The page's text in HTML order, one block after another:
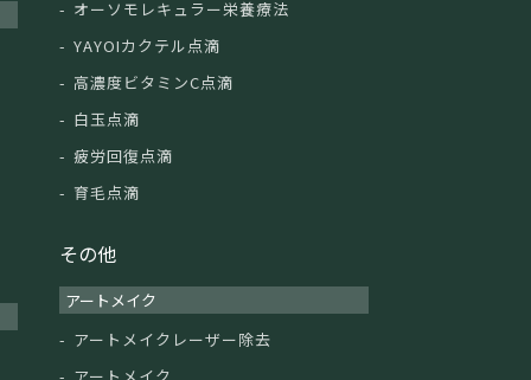
オーソモレキュラー栄養療法
YAYOIカクテル点滴
高濃度ビタミンC点滴
白玉点滴
疲労回復点滴
育毛点滴
その他
アートメイク
アートメイクレーザー除去
アートメイク